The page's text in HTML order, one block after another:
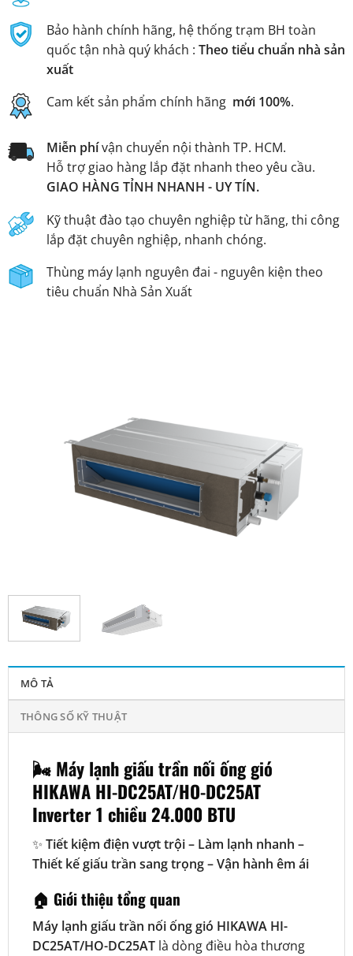
MÔ TẢ
THÔNG SỐ KỸ THUẬT
🌬️ Máy lạnh giấu trần nối ống gió
HIKAWA HI-DC25AT/HO-DC25AT
Inverter 1 chiều 24.000 BTU
✨ Tiết kiệm điện vượt trội – Làm lạnh nhanh –
Thiết kế giấu trần sang trọng – Vận hành êm ái
🏠 Giới thiệu tổng quan
Máy lạnh giấu trần nối ống gió HIKAWA HI-
DC25AT/HO-DC25ATlà dòng điều hòa thương
Bảo hành chính hãng, hệ thống trạm BH toàn
quốc tận nhà quý khách : Theo tiểu chuẩn nhà sản
xuất
Cam kết sản phẩm chính hãng mới 100%.
Miễn phívận chuyển nội thành TP. HCM.
Hỗ trợ giao hàng lắp đặt nhanh theo yêu cầu.
GIAO HÀNG TỈNH NHANH - UY TÍN.
Kỹ thuật đào tạo chuyên nghiệp từ hãng, thi công
lắp đặt chuyên nghiệp, nhanh chóng.
Thùng máy lạnh nguyên đai - nguyên kiện theo
tiêu chuẩn Nhà Sản Xuất